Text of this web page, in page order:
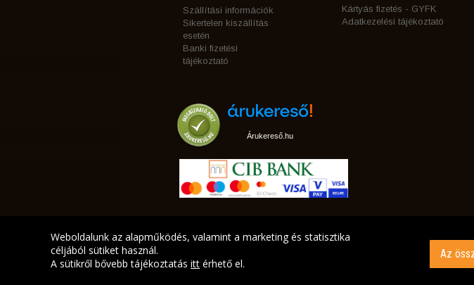
Szállítási információk
Sikertelen kiszállítás
esetén
Banki fizetési
tájékoztató
Kártyás fizetés - GYFK
Adatkezelési tájékoztató
Árukereső.hu
Weboldalunk az alapműködés, valamint a marketing és statisztika
céljából sütiket használ.
A sütikről bővebb tájékoztatás itt érhető el.
Az